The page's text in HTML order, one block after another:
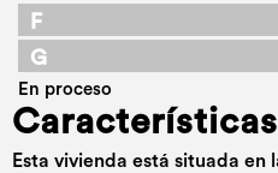
F
G
En proceso
Características
Esta vivienda está situada en